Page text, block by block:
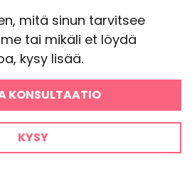
mitä sinun tarvitsee
tai mikäli et löydä
kysy lisää.
KONSULTAATIO
KYSY